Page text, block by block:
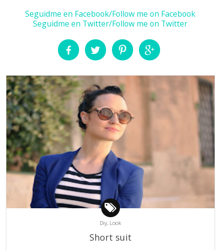
Seguidme en Facebook/Follow me on Facebook
Seguidme en Twitter/Follow me on Twitter
Diy, Look
Short suit